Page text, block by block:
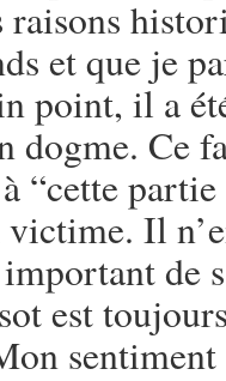
raisons
et que je
point, il a
dogme. Ce
“cette
victime. Il
de
est
sentiment